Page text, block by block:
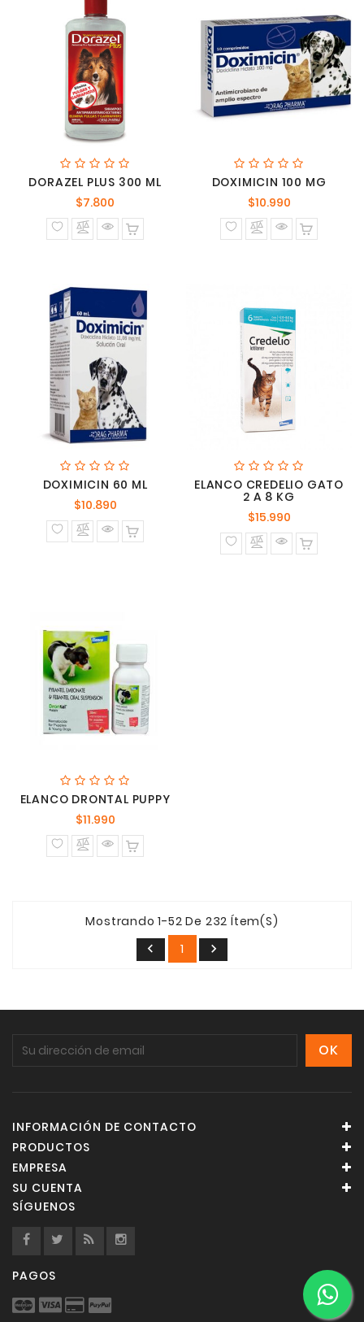
DORAZEL PLUS 300 ML
$7.800
normal
DOXIMICIN 100 MG
$10.990Precio
normal
DOXIMICIN 60 ML
$10.890Precio
normal
ELANCO CREDELIO GATO
2 A 8 KG
$15.990Precio
normal
ELANCO DRONTAL PUPPY
$11.990Precio
normal
Mostrando 1-52 De 232 Ítem(s)

1 
INFORMACIÓN DE CONTACTO
PRODUCTOS
EMPRESA
SU CUENTA
SÍGUENOS
PAGOS